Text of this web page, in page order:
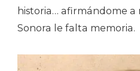
historia… afirmándome a
Sonora le falta memoria.